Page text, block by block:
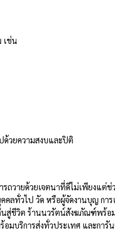
เช่น
ด้วยความสงบและปิติ
ถวายด้วยเจตนาที่ดีไม่เพียงแต่
ลทั่วไป วัด หรือผู้จัดงานบุญ การ
ชีวิต ร้านนวรัตน์สังฆภัณฑ์พร้อม
อมบริการส่งทั่วประเทศ และการั